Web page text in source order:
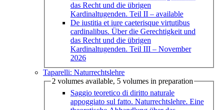
das Recht und die übrigen
Kardinaltugenden. Teil II – available
De iustitia et iure caeterisque virtutibus
cardinalibus. Über die Gerechtigkeit und
das Recht und die übrigen
Kardinaltugenden. Teil III – November
2026
Taparelli: Naturrechtslehre
2 volumes available, 5 volumes in preparation
Saggio teoretico di diritto naturale
appoggiato sul fatto. Naturrechtslehre. Eine